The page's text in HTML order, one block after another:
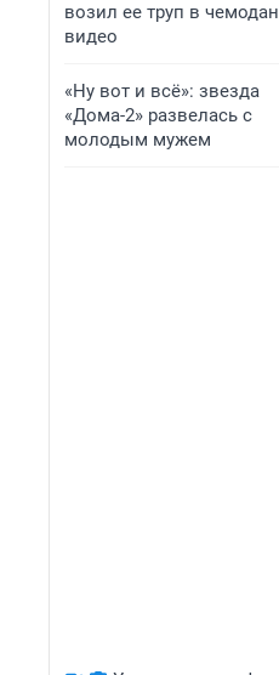
возил ее труп в
видео
«Ну вот и всё»: звезда
«Дома-2» развелась с
молодым мужем